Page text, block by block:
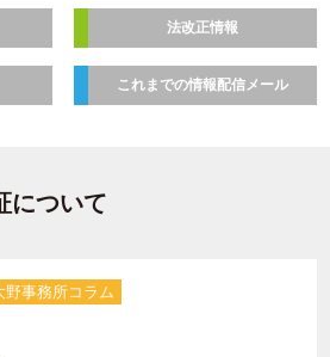
法改正情報
これまでの情報配信メール
について
野事務所コラム